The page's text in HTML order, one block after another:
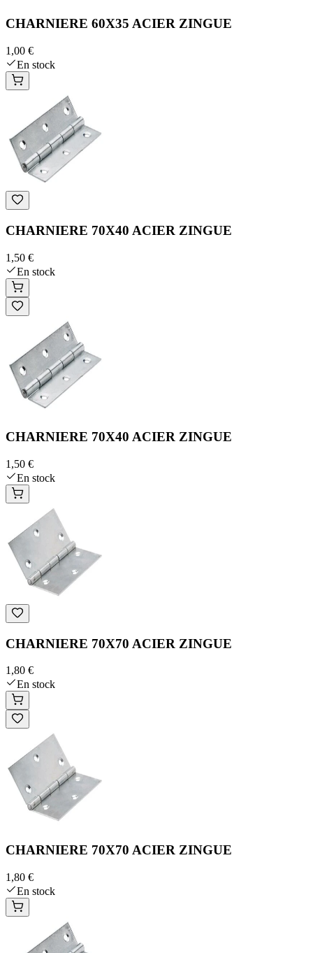
CHARNIERE 60X35 ACIER ZINGUE
1,00 €
En stock
CHARNIERE 70X40 ACIER ZINGUE
1,50 €
En stock
CHARNIERE 70X40 ACIER ZINGUE
1,50 €
En stock
CHARNIERE 70X70 ACIER ZINGUE
1,80 €
En stock
CHARNIERE 70X70 ACIER ZINGUE
1,80 €
En stock